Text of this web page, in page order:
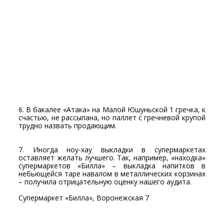
6. В бакалее «Атака» на Малой Юшуньской 1 гречка, к
счастью, не рассыпана, но паллет с гречневой крупой
трудно назвать продающим.
7. Иногда ноу-хау выкладки в супермаркетах
оставляет желать лучшего. Так, например, «находка»
супермаркетов «Билла» – выкладка напитков в
небьющейся таре навалом в металлических корзинах
– получила отрицательную оценку нашего аудита.
Супермаркет «Билла», Воронежская 7